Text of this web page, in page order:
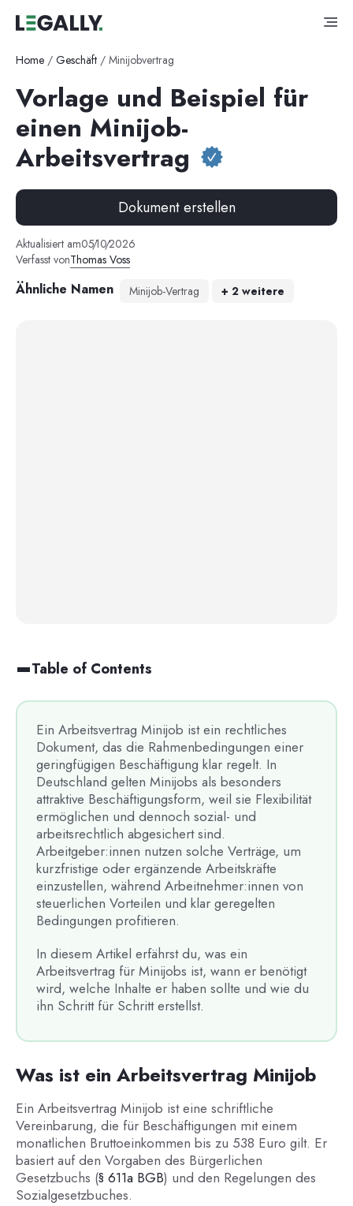
Home / Geschäft / Minijobvertrag
Vorlage und Beispiel für
einen Minijob-
Arbeitsvertrag
Dokument erstellen
Aktualisiert am05/10/2026
Verfasst vonThomas Voss
Ähnliche Namen Minijob-Vertrag + 2 weitere
Ein Arbeitsvertrag Minijob ist ein rechtliches
Dokument, das die Rahmenbedingungen einer
geringfügigen Beschäftigung klar regelt. In
Deutschland gelten Minijobs als besonders
attraktive Beschäftigungsform, weil sie Flexibilität
ermöglichen und dennoch sozial- und
arbeitsrechtlich abgesichert sind.
Arbeitgeber:innen nutzen solche Verträge, um
kurzfristige oder ergänzende Arbeitskräfte
einzustellen, während Arbeitnehmer:innen von
steuerlichen Vorteilen und klar geregelten
Bedingungen profitieren.
In diesem Artikel erfährst du, was ein
Arbeitsvertrag für Minijobs ist, wann er benötigt
wird, welche Inhalte er haben sollte und wie du
ihn Schritt für Schritt erstellst.
Table of Contents
Was ist ein Arbeitsvertrag Minijob
Ein Arbeitsvertrag Minijob ist eine schriftliche
Vereinbarung, die für Beschäftigungen mit einem
monatlichen Bruttoeinkommen bis zu 538 Euro gilt. Er
basiert auf den Vorgaben des Bürgerlichen
Gesetzbuchs (§ 611a BGB) und den Regelungen des
Sozialgesetzbuches.